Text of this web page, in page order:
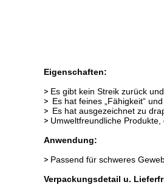
Eigenschaften:
> Es gibt kein Streik zurück und
> Es hat feines „Fähigkeit“
> Es hat ausgezeichnet zu
> Umweltfreundliche
Anwendung:
> Passend für schweres
Verpackungsdetail u.